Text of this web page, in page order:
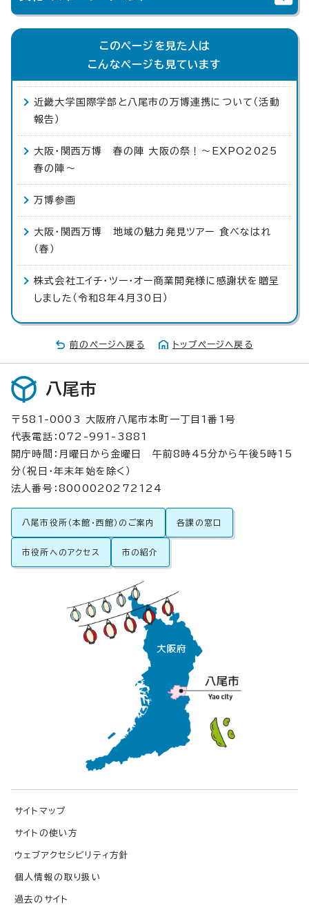
このページを見た人は
こんなページも見ています
近畿大学国際学部と八尾市の万博連携について（活動
報告）
大阪・関西万博 春の陣 大阪の祭！～EXPO2025
春の陣～
万博参画
大阪・関西万博 地域の魅力発見ツアー 食べなはれ
（春）
株式会社エイチ・ツー・オー商業開発様に感謝状を贈呈
しました（令和8年4月30日）
前のページへ戻る トップページへ戻る
八尾市
〒581-0003 大阪府八尾市本町一丁目1番1号
代表電話：072-991-3881
開庁時間：月曜日から金曜日 午前8時45分から午後5時15
分（祝日・年末年始を除く）
法人番号：8000020272124
八尾市役所（本館・西館）のご案内 各課の窓口
市役所へのアクセス 市の紹介
サイトマップ
サイトの使い方
ウェブアクセシビリティ方針
個人情報の取り扱い
過去のサイト